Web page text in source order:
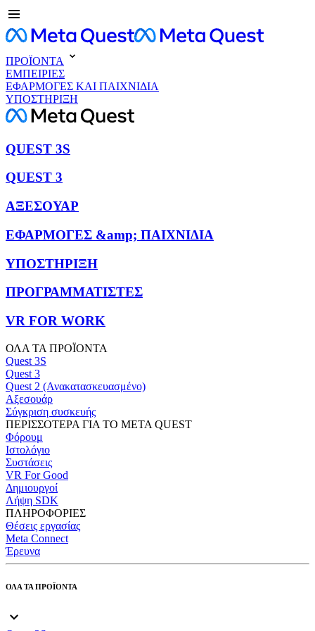
ΠΡΟΪΟΝΤΑ
ΕΜΠΕΙΡΙΕΣ
ΕΦΑΡΜΟΓΕΣ ΚΑΙ ΠΑΙΧΝΙΔΙΑ
ΥΠΟΣΤΗΡΙΞΗ
QUEST 3S
QUEST 3
ΑΞΕΣΟΥΑΡ
ΕΦΑΡΜΟΓΕΣ &amp; ΠΑΙΧΝΙΔΙΑ
ΥΠΟΣΤΗΡΙΞΗ
ΠΡΟΓΡΑΜΜΑΤΙΣΤΕΣ
VR FOR WORK
ΟΛΑ ΤΑ ΠΡΟΪΟΝΤΑ
Quest 3S
Quest 3
Quest 2 (Ανακατασκευασμένο)
Αξεσουάρ
Σύγκριση συσκευής
ΠΕΡΙΣΣΟΤΕΡΑ ΓΙΑ ΤΟ META QUEST
Φόρουμ
Ιστολόγιο
Συστάσεις
VR For Good
Δημιουργοί
Λήψη SDK
ΠΛΗΡΟΦΟΡΙΕΣ
Θέσεις εργασίας
Meta Connect
Έρευνα
ΟΛΑ ΤΑ ΠΡΟΪΟΝΤΑ